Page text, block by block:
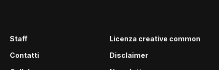
Staff
Contatti
Licenza creative common
Disclaimer